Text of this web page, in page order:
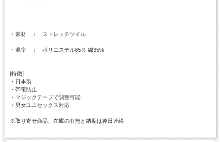
・素材 ： ストレッチツイル
・混率 ： ポリエステル65％ 綿35%
[特徴]
・日本製
・帯電防止
・マジックテープで調整可能
・男女ユニセックス対応
※取り寄せ商品、在庫の有無と納期は後日連絡